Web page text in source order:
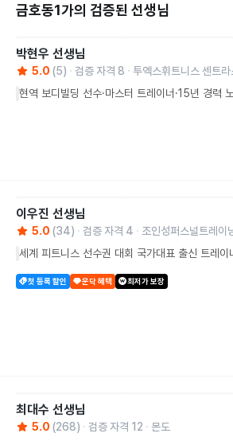
금호동1가의 검증된 선생님
박현우 선생님
5.0 (5) 검증 자격 8
투엑스휘트니스 센트라
현역 보디빌딩 선수·마스터 트레이너·15년 경력
이우진 선생님
5.0 (34) 검증 자격 4
조인성퍼스널트레이
세계 피트니스 선수권 대회 국가대표 출신 트레이
첫 등록 할인 운닥 혜택 최저가 보장
최대수 선생님
5.0 (268) 검증 자격 12
몬도